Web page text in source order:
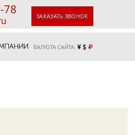
78 ЗАКАЗАТЬ ЗВОНОК
ВАЛЮТА САЙТА: